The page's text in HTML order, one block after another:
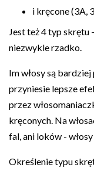
i kręcone (3A,
Jest też 4 typ skrętu
niezwykle rzadko.
Im włosy są
przyniesie lepsze
przez
kręconych. Na
fal, ani loków -
Określenie typu